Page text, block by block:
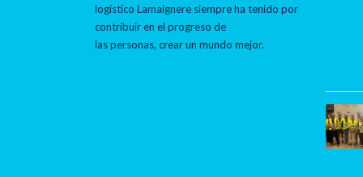
logístico Lamaignere siempre ha tenido por
contribuir en el progreso de
las personas, crear un mundo mejor.